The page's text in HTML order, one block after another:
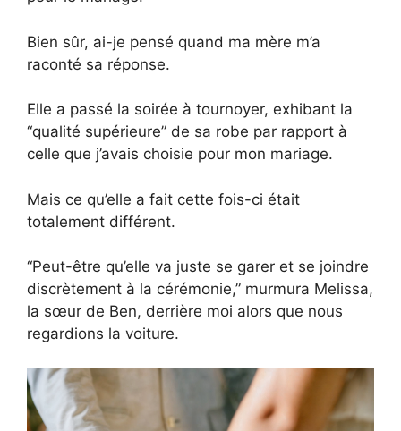
Bien sûr, ai-je pensé quand ma mère m’a
raconté sa réponse.
Elle a passé la soirée à tournoyer, exhibant la
“qualité supérieure” de sa robe par rapport à
celle que j’avais choisie pour mon mariage.
Mais ce qu’elle a fait cette fois-ci était
totalement différent.
“Peut-être qu’elle va juste se garer et se joindre
discrètement à la cérémonie,” murmura Melissa,
la sœur de Ben, derrière moi alors que nous
regardions la voiture.